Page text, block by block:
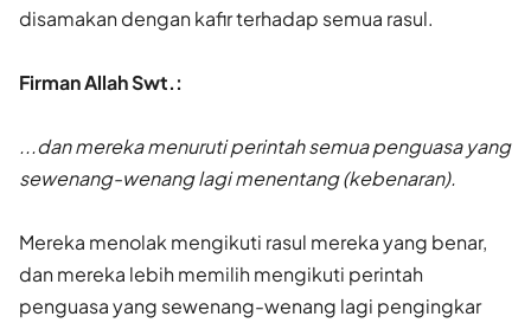
disamakan dengan kafir terhadap semua rasul.
Firman Allah Swt.:
...dan mereka menuruti perintah semua penguasa yang
sewenang-wenang lagi menentang (kebenaran).
Mereka menolak mengikuti rasul mereka yang benar,
dan mereka lebih memilih mengikuti perintah
penguasa yang sewenang-wenang lagi pengingkar